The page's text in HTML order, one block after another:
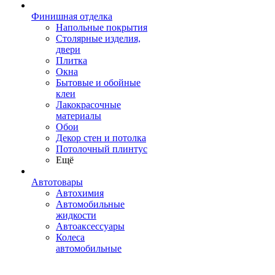
Финишная отделка
Напольные покрытия
Столярные изделия,
двери
Плитка
Окна
Бытовые и обойные
клеи
Лакокрасочные
материалы
Обои
Декор стен и потолка
Потолочный плинтус
Ещё
Автотовары
Автохимия
Автомобильные
жидкости
Автоаксессуары
Колеса
автомобильные